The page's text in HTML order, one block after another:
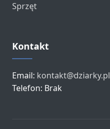
Sprzęt
Kontakt
Email: kontakt@dziarky.pl
Telefon: Brak